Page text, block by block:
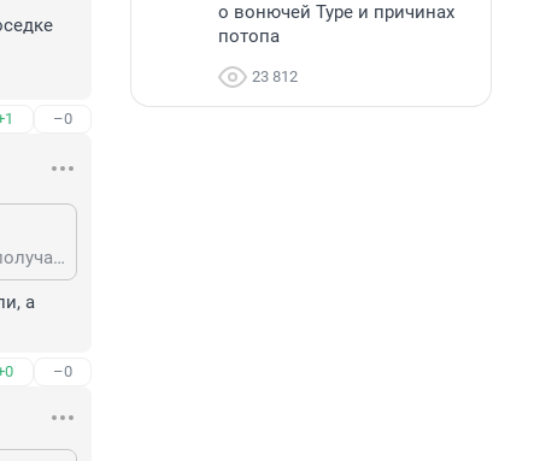
–0
Ваш совет подходит только пенсионерам. Работающие люди , чаще всего, получают десятки звонков по служебным вопросам. Кроме того, можно пропустить действительно важный звонок (например, соседке звонила прохожая со своего телефона, когда матери стало плохо на улице. Услышали то, что вам не интересно - кладите трубку. Это гораздо проще.
а
–0
о вонючей Туре и причинах
потопа
23 812